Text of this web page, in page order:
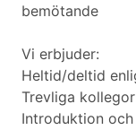
bemötande
Vi erbjuder:
Heltid/deltid
Trevliga
Introduktion